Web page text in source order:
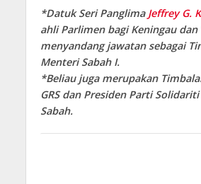
*Datuk Seri Panglima Jeffrey G.
ahli Parlimen bagi Keningau dan
menyandang jawatan sebagai
Menteri Sabah I.
*Beliau juga merupakan
GRS dan Presiden Parti
Sabah.